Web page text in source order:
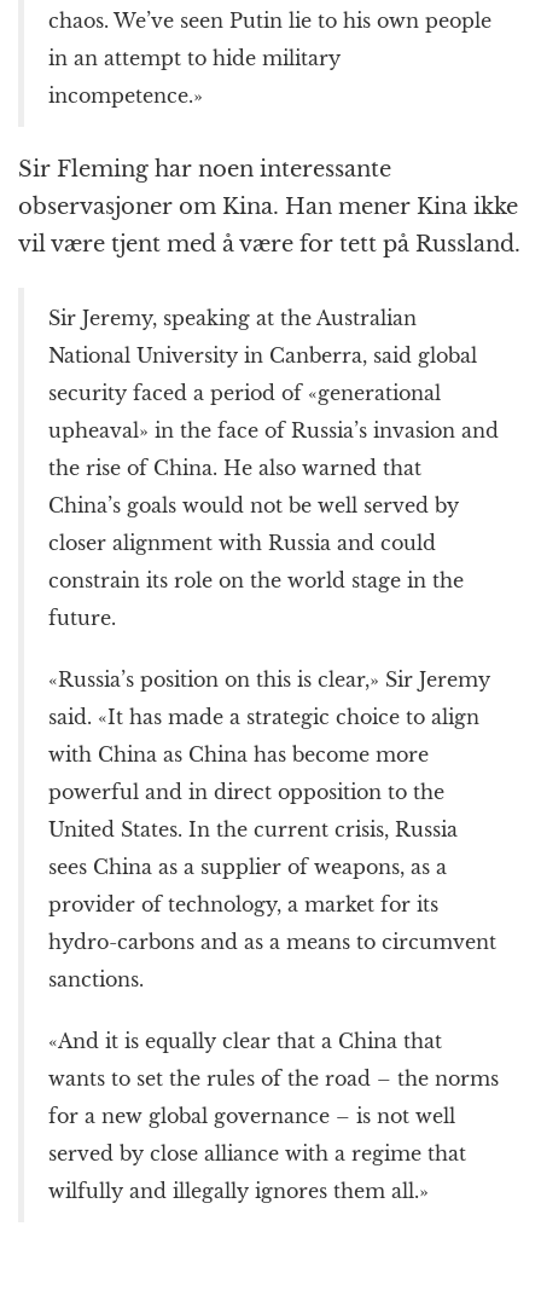
chaos. We’ve seen Putin lie to his own people
in an attempt to hide military
incompetence.»
Sir Fleming har noen interessante
observasjoner om Kina. Han mener Kina ikke
vil være tjent med å være for tett på Russland.
Sir Jeremy, speaking at the Australian
National University in Canberra, said global
security faced a period of «generational
upheaval» in the face of Russia’s invasion and
the rise of China. He also warned that
China’s goals would not be well served by
closer alignment with Russia and could
constrain its role on the world stage in the
future.
«Russia’s position on this is clear,» Sir Jeremy
said. «It has made a strategic choice to align
with China as China has become more
powerful and in direct opposition to the
United States. In the current crisis, Russia
sees China as a supplier of weapons, as a
provider of technology, a market for its
hydro-carbons and as a means to circumvent
sanctions.
«And it is equally clear that a China that
wants to set the rules of the road – the norms
for a new global governance – is not well
served by close alliance with a regime that
wilfully and illegally ignores them all.»